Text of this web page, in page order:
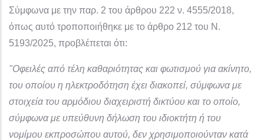
Σύμφωνα με την παρ. 2 του άρθρου 222 ν. 4555/2018,
όπως αυτό τροποποιήθηκε με το άρθρο 212 του Ν.
5193/2025, προβλέπεται ότι:
"Οφειλές από τέλη καθαριότητας και φωτισμού για ακίνητο,
του οποίου η ηλεκτροδότηση έχει διακοπεί, σύμφωνα με
στοιχεία του αρμόδιου διαχειριστή δικτύου και το οποίο,
σύμφωνα με υπεύθυνη δήλωση του ιδιοκτήτη ή του
νομίμου εκπροσώπου αυτού, δεν χρησιμοποιούνταν κατά